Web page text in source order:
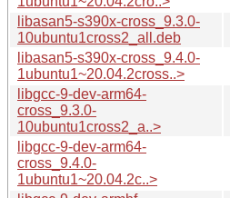
libasan5-s390x-cross_9.3.0-
10ubuntu1cross2_all.deb
libasan5-s390x-cross_9.4.0-
1ubuntu1~20.04.2cross..>
libgcc-9-dev-arm64-
cross_9.3.0-
10ubuntu1cross2_a..>
libgcc-9-dev-arm64-
cross_9.4.0-
1ubuntu1~20.04.2c..>